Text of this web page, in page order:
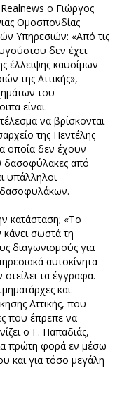
Realnews o Γιώργος
Οµοσπονδίας
Υπηρεσιών: «Από τις
δεν έχει
έλλειψης καυσίµων
της Αττικής»,
του
είναι
να βρίσκονται
της Πεντέλης
οποία δεν έχουν
δασοφύλακες από
υπάλληλοι
δασοφυλάκων.
κατάσταση; «Το
κάνει σωστά τη
διαγωνισµούς για
αυτοκίνητα
τα έγγραφα.
και
Αττικής, που
που έπρεπε να
ο Γ. Παπαδιάς,
πρώτη φορά εν µέσω
και για τόσο µεγάλη